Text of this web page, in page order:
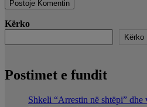
Kërko
Kërko
Postimet e fundit
Shkeli “Arrestin në shtëpi”